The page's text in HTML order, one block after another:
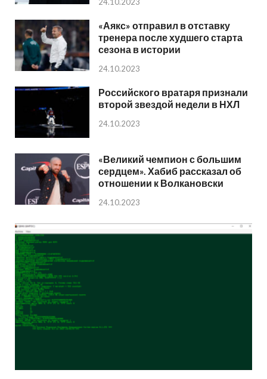
«Аякс» отправил в отставку
тренера после худшего старта
сезона в истории
24.10.2023
Российского вратаря признали
второй звездой недели в НХЛ
24.10.2023
«Великий чемпион с большим
сердцем». Хабиб рассказал об
отношении к Волкановски
24.10.2023